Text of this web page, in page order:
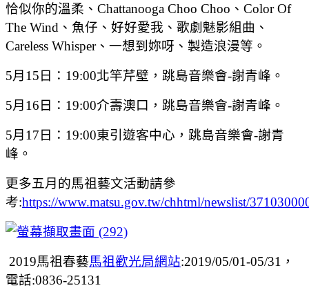
恰似你的溫柔、Chattanooga Choo Choo、Color Of
The Wind、魚仔、好好愛我、歌劇魅影組曲、
Careless Whisper、一想到妳呀、製造浪漫等。
5月15日：19:00北竿芹壁，跳島音樂會-謝青峰。
5月16日：19:00介壽澳口，跳島音樂會-謝青峰。
5月17日：19:00東引遊客中心，跳島音樂會-謝青
峰。
更多五月的馬祖藝文活動請參
考:https://www.matsu.gov.tw/chhtml/newslist/
2019馬祖春藝馬祖歡光局網站:2019/05/01-05/31，
電話:0836-25131